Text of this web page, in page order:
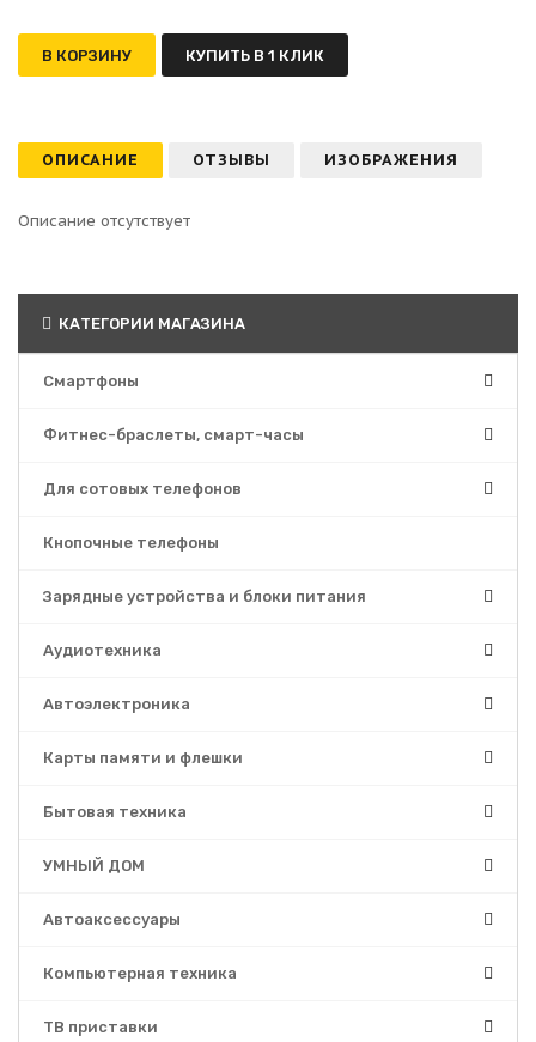
В КОРЗИНУ КУПИТЬ В 1 КЛИК
ОПИСАНИЕ ОТЗЫВЫ ИЗОБРАЖЕНИЯ
Описание отсутствует
КАТЕГОРИИ МАГАЗИНА
Смартфоны
Фитнес-браслеты, смарт-часы
Для сотовых телефонов
Кнопочные телефоны
Зарядные устройства и блоки питания
Аудиотехника
Автоэлектроника
Карты памяти и флешки
Бытовая техника
УМНЫЙ ДОМ
Автоаксессуары
Компьютерная техника
ТВ приставки